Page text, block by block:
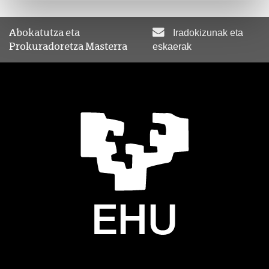
Abokatutza eta
Prokuradoretza Masterra
Iradokizunak eta
eskaerak